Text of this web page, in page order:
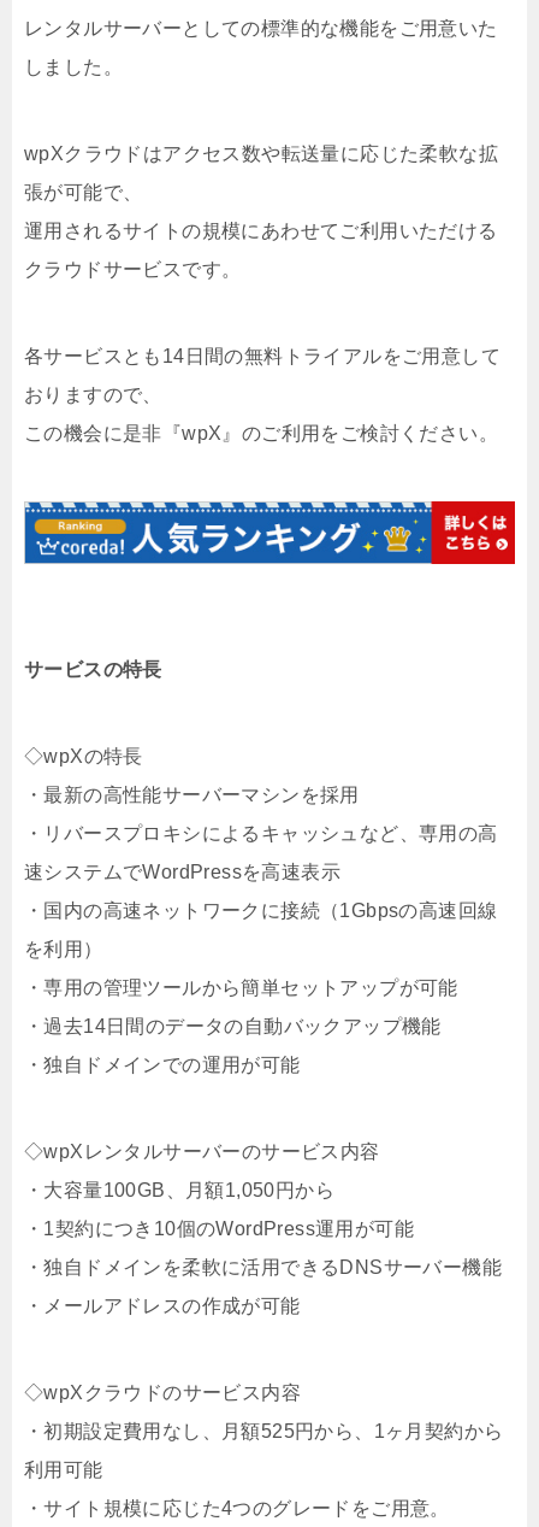
レンタルサーバーとしての標準的な機能をご用意いた
しました。
wpXクラウドはアクセス数や転送量に応じた柔軟な拡
張が可能で、
運用されるサイトの規模にあわせてご利用いただける
クラウドサービスです。
各サービスとも14日間の無料トライアルをご用意して
おりますので、
この機会に是非『wpX』のご利用をご検討ください。
サービスの特長
◇wpXの特長
・最新の高性能サーバーマシンを採用
・リバースプロキシによるキャッシュなど、専用の高
速システムでWordPressを高速表示
・国内の高速ネットワークに接続（1Gbpsの高速回線
を利用）
・専用の管理ツールから簡単セットアップが可能
・過去14日間のデータの自動バックアップ機能
・独自ドメインでの運用が可能
◇wpXレンタルサーバーのサービス内容
・大容量100GB、月額1,050円から
・1契約につき10個のWordPress運用が可能
・独自ドメインを柔軟に活用できるDNSサーバー機能
・メールアドレスの作成が可能
◇wpXクラウドのサービス内容
・初期設定費用なし、月額525円から、1ヶ月契約から
利用可能
・サイト規模に応じた4つのグレードをご用意。